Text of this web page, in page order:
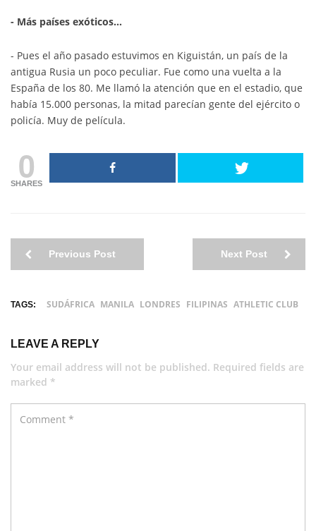
- Más países exóticos…
- Pues el año pasado estuvimos en Kiguistán, un país de la
antigua Rusia un poco peculiar. Fue como una vuelta a la
España de los 80. Me llamó la atención que en el estadio, que
había 15.000 personas, la mitad parecían gente del ejército o
policía. Muy de película.
0
SHARES
Previous Post Next Post
TAGS: SUDÁFRICA MANILA LONDRES FILIPINAS ATHLETIC CLUB
LEAVE A REPLY
Your email address will not be published. Required fields are
marked *